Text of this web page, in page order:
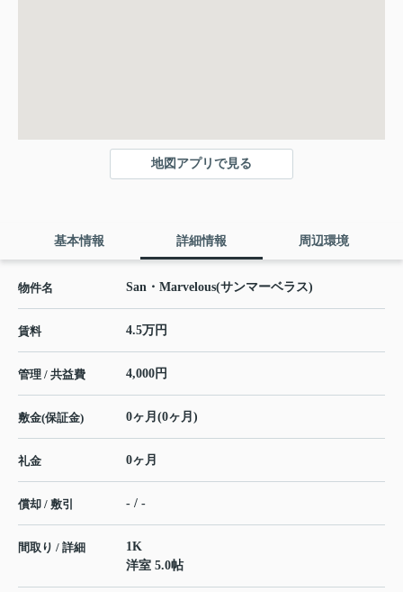
地図アプリで見る
基本情報 詳細情報 周辺環境
物件名 San・Marvelous(サンマーベラス)
賃料 4.5万円
管理 / 共益費 4,000円
敷金(保証金) 0ヶ月(0ヶ月)
礼金 0ヶ月
償却 / 敷引 - / -
間取り / 詳細
1K
洋室 5.0帖